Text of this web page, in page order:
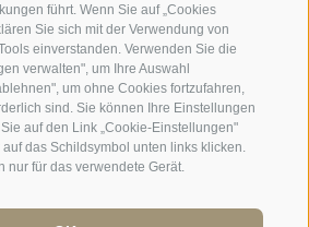
führt. Wenn Sie auf „Cookies
Sie sich mit der Verwendung von
einverstanden. Verwenden Sie die
verwalten", um Ihre Auswahl
um ohne Cookies fortzufahren,
sind. Sie können Ihre Einstellungen
auf den Link „Cookie-Einstellungen"
das Schildsymbol unten links klicken.
nur für das verwendete Gerät.
der Entspannung